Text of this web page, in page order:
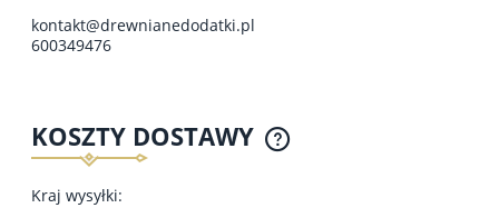
kontakt@drewnianedodatki.pl
600349476
KOSZTY DOSTAWY
Kraj wysyłki: